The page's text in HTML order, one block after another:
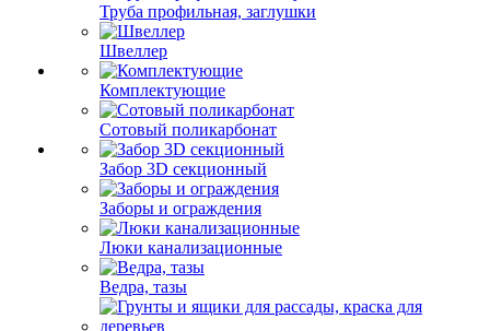
Труба профильная, заглушки
Швеллер
Комплектующие
Сотовый поликарбонат
Забор 3D секционный
Заборы и ограждения
Люки канализационные
Ведра, тазы